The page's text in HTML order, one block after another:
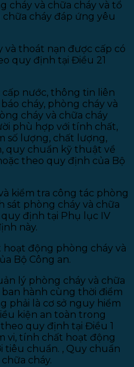
cháy và chữa cháy và tổ
cháy đáp ứng yêu
và thoát nạn được cấp có
quy định tại Điều 21
nước, thông tin liên
cháy, phòng cháy và
cháy và chữa cháy
phù hợp với tính chất,
số lượng, chất lượng,
quy chuẩn kỹ thuật về
theo quy định của Bộ
kiểm tra công tác phòng
sát phòng cháy và chữa
định tại Phụ lục IV
này.
hoạt động phòng cháy và
Bộ Công an.
lý phòng cháy và chữa
hành cùng thời điểm
phải là cơ sở nguy hiểm
kiện an toàn trong
quy định tại Điều 1
vi, tính chất hoạt động
tiêu chuẩn. , Quy chuẩn
cháy.